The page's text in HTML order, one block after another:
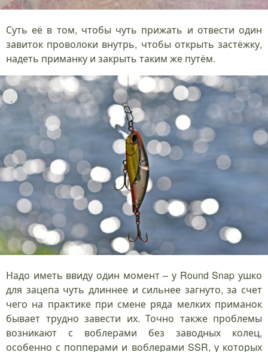
Суть её в том, чтобы чуть прижать и отвести один
завиток проволоки внутрь, чтобы открыть застёжку,
надеть приманку и закрыть таким же путём.
Надо иметь ввиду один момент – у Round Snap ушко
для зацепа чуть длиннее и сильнее загнуто, за счет
чего на практике при смене ряда мелких приманок
бывает трудно завести их. Точно также проблемы
возникают с воблерами без заводных колец,
особенно с попперами и воблерами SSR, у которых